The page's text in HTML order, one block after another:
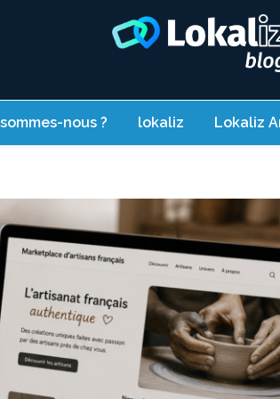
L'histoire derrière chaque achat :
nous ?
lokaliz Lokaliz